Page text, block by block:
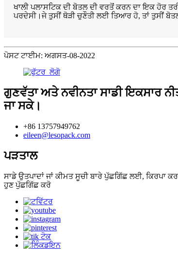
ਖਾਲੀ ਪਲਾਸਟਿਕ ਦੀ ਬੋਤਲ ਦੀ ਵਰਤੋਂ ਕਰਨ ਦਾ ਇਕ ਹੋਰ
ਪਰਦੇਸੀ।ਜੇ ਤੁਸੀਂ ਥੋੜੀ ਚੁਣੌਤੀ ਲਈ ਤਿਆਰ ਹੋ, ਤਾਂ ਤੁਸੀਂ
ਪੋਸਟ ਟਾਈਮ: ਅਗਸਤ-08-2022
ਗੁਣਵੱਤਾ ਅਤੇ ਨਵੀਨਤਾ ਸਾਡੀ ਇਕਸਾਰ
ਜਾ ਸਕੇ।
+86 13757949762
eileen@lesopack.com
ਪੜਤਾਲ
ਸਾਡੇ ਉਤਪਾਦਾਂ ਜਾਂ ਕੀਮਤ ਸੂਚੀ ਬਾਰੇ ਪੁੱਛਗਿੱਛ ਲਈ,
ਹੁਣ ਪੁੱਛਗਿੱਛ ਕਰੋ